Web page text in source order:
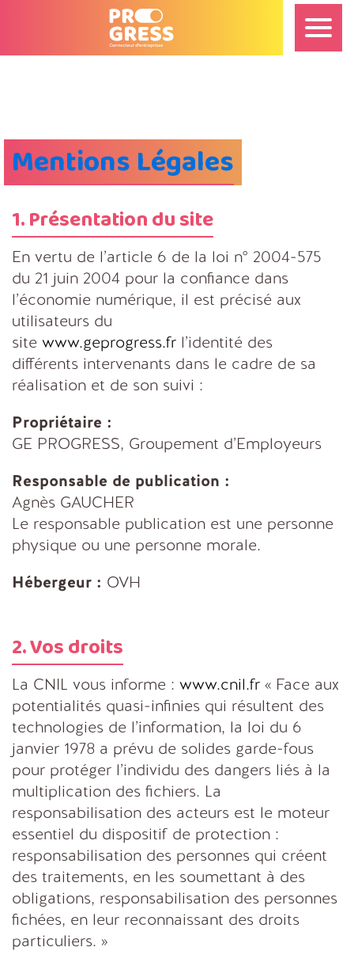
Mentions Légales
1. Présentation du site
En vertu de l’article 6 de la loi n° 2004-575
du 21 juin 2004 pour la confiance dans
l’économie numérique, il est précisé aux
utilisateurs du
site www.geprogress.fr l’identité des
différents intervenants dans le cadre de sa
réalisation et de son suivi :
Propriétaire :
GE PROGRESS, Groupement d’Employeurs
Responsable de publication :
Agnès GAUCHER
Le responsable publication est une personne
physique ou une personne morale.
Hébergeur : OVH
2. Vos droits
La CNIL vous informe : www.cnil.fr « Face aux
potentialités quasi-infinies qui résultent des
technologies de l’information, la loi du 6
janvier 1978 a prévu de solides garde-fous
pour protéger l’individu des dangers liés à la
multiplication des fichiers. La
responsabilisation des acteurs est le moteur
essentiel du dispositif de protection :
responsabilisation des personnes qui créent
des traitements, en les soumettant à des
obligations, responsabilisation des personnes
fichées, en leur reconnaissant des droits
particuliers. »